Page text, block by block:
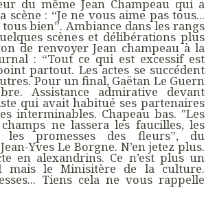
du même Jean Champeau qui a
scène : “Je ne vous aime pas tous...
bien”. Ambiance dans les rangs
scènes et délibérations plus
de renvoyer Jean champeau à la
: “Tout ce qui est excessif est
partout. Les actes se succédent
Pour un final, Gaëtan Le Guern
Assistance admirative devant
qui avait habitué ses partenaires
interminables. Chapeau bas. "Les
ne lassera les faucilles, les
les promesses des fleurs”, du
Yves Le Borgne. N’en jetez plus.
en alexandrins. Ce n’est plus un
mais le Minisitère de la culture.
Tiens cela ne vous rappelle